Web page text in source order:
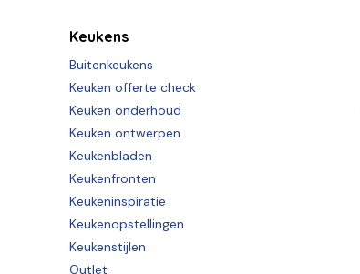
Keukens
Buitenkeukens
Keuken offerte check
Keuken onderhoud
Keuken ontwerpen
Keukenbladen
Keukenfronten
Keukeninspiratie
Keukenopstellingen
Keukenstijlen
Outlet